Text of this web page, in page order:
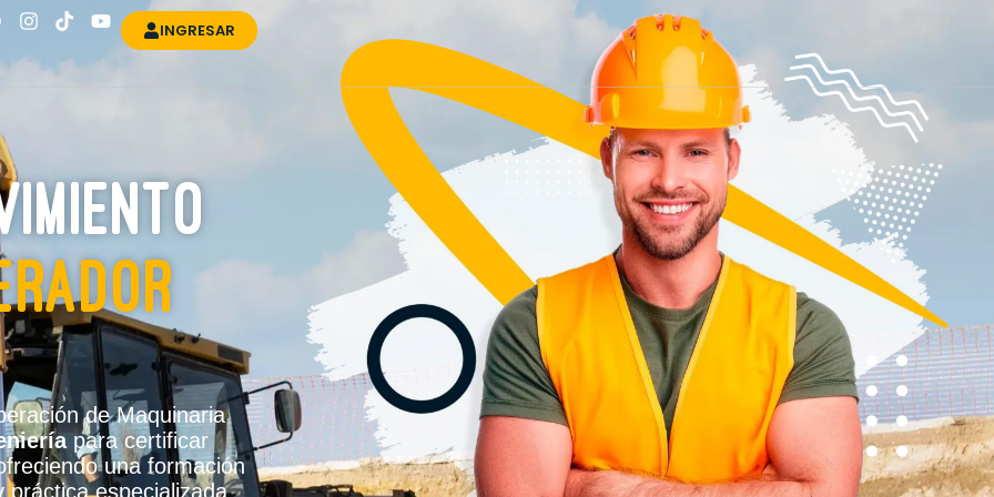
INGRESAR
de Maquinaria
para certificar
una formación
práctica especializada.